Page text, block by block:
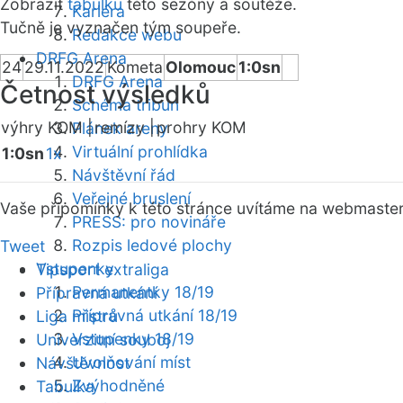
Kariéra
Redakce webu
DRFG Arena
DRFG Arena
Schéma tribun
Plánek areny
Virtuální prohlídka
Návštěvní řád
Veřejné bruslení
PRESS: pro novináře
Rozpis ledové plochy
Vstupenky
Permanentky 18/19
Přípravná utkání 18/19
Vstupenky 18/19
Uvolňování míst
Zvýhodněné
Zobrazit tabulku této sezóny a soutěže.
Tučně je vyznačen tým soupeře.
2429.11.2022Kometa Olomouc1:0sn
Četnost výsledků
výhry KOM |remízy |prohry KOM
1:0sn1x
Vaše připomínky k této stránce uvítáme na webmaster
Tweet
Tipsport extraliga
Přípravná utkání
Liga mistrů
Univerzitní souboj
Návštěvnost
Tabulka